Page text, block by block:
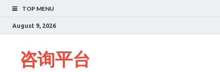
TOP MENU
August 9, 2026
咨询平台